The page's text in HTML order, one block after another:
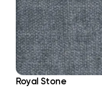
Royal Stone